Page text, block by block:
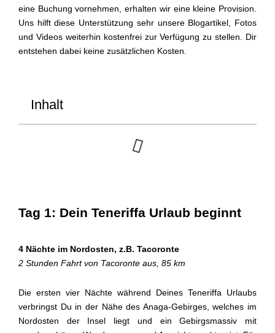
eine Buchung vornehmen, erhalten wir eine kleine Provision.
Uns hilft diese Unterstützung sehr unsere Blogartikel, Fotos
und Videos weiterhin kostenfrei zur Verfügung zu stellen. Dir
entstehen dabei keine zusätzlichen Kosten.
Inhalt
Tag 1: Dein Teneriffa Urlaub beginnt
4 Nächte im Nordosten, z.B. Tacoronte
2 Stunden Fahrt von Tacoronte aus, 85 km
Die ersten vier Nächte während Deines Teneriffa Urlaubs
verbringst Du in der Nähe des Anaga-Gebirges, welches im
Nordosten der Insel liegt und ein Gebirgsmassiv mit